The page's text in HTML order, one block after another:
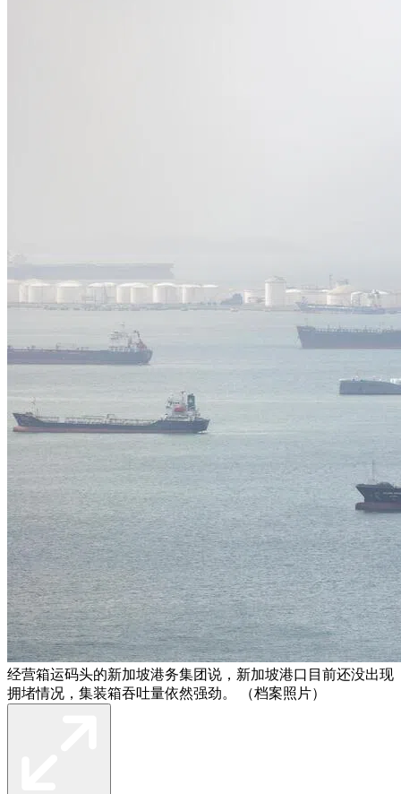
经营箱运码头的新加坡港务集团说，新加坡港口目前还没出现
拥堵情况，集装箱吞吐量依然强劲。 （档案照片）